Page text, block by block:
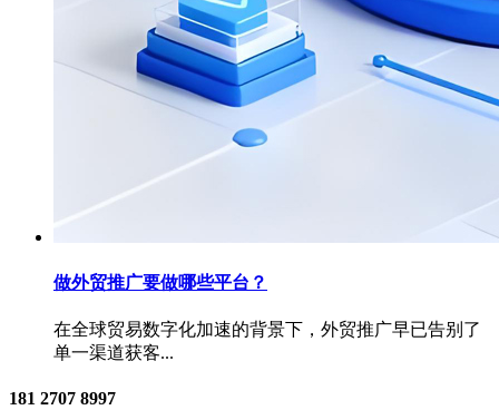
做外贸推广要做哪些平台？
在全球贸易数字化加速的背景下，外贸推广早已告别了
单一渠道获客...
181 2707 8997